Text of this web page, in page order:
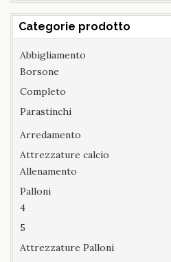
Categorie prodotto
Abbigliamento
Borsone
Completo
Parastinchi
Arredamento
Attrezzature calcio
Allenamento
Palloni
4
5
Attrezzature Palloni